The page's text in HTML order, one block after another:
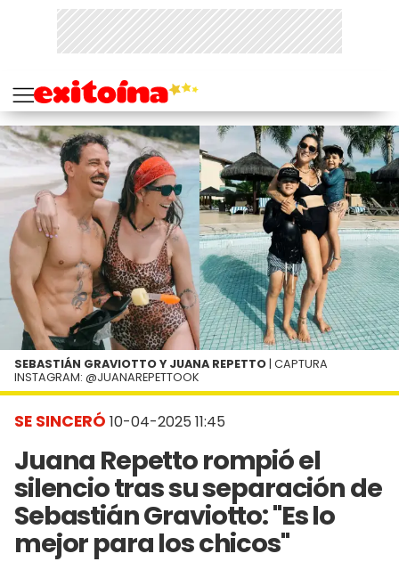
SE SINCERÓ 10-04-2025 11:45
Juana Repetto rompió el
silencio tras su separación de
Sebastián Graviotto: "Es lo
mejor para los chicos"
SEBASTIÁN GRAVIOTTO Y JUANA REPETTO | CAPTURA
INSTAGRAM: @JUANAREPETTOOK